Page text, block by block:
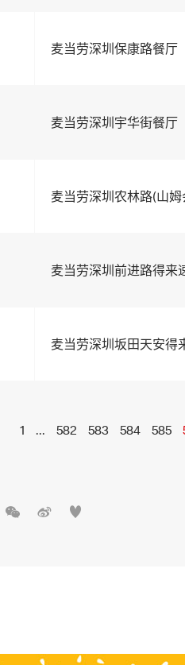
麦当劳深圳保康路餐厅
麦当劳深圳宇华街餐厅
麦当劳深圳农林路(山
麦当劳深圳前进路得来
麦当劳深圳坂田天安得
1 ... 582 583 584 585
  